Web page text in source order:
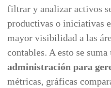
filtrar y analizar activos
productivas o iniciativas
mayor visibilidad a las
contables. A esto se suma
administración para
métricas, gráficas